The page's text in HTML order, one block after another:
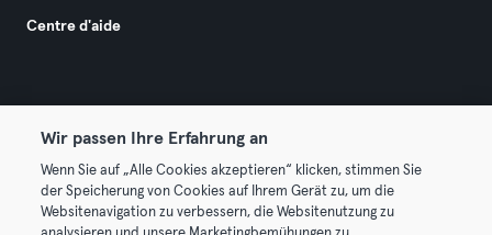
Centre d'aide
© 2026 Urban Sports Group GmbH. All rights reserved.
Conditions générales Politique de confidentialité
Wir passen Ihre Erfahrung an
Wenn Sie auf „Alle Cookies akzeptieren“ klicken, stimmen Sie
der Speicherung von Cookies auf Ihrem Gerät zu, um die
Websitenavigation zu verbessern, die Websitenutzung zu